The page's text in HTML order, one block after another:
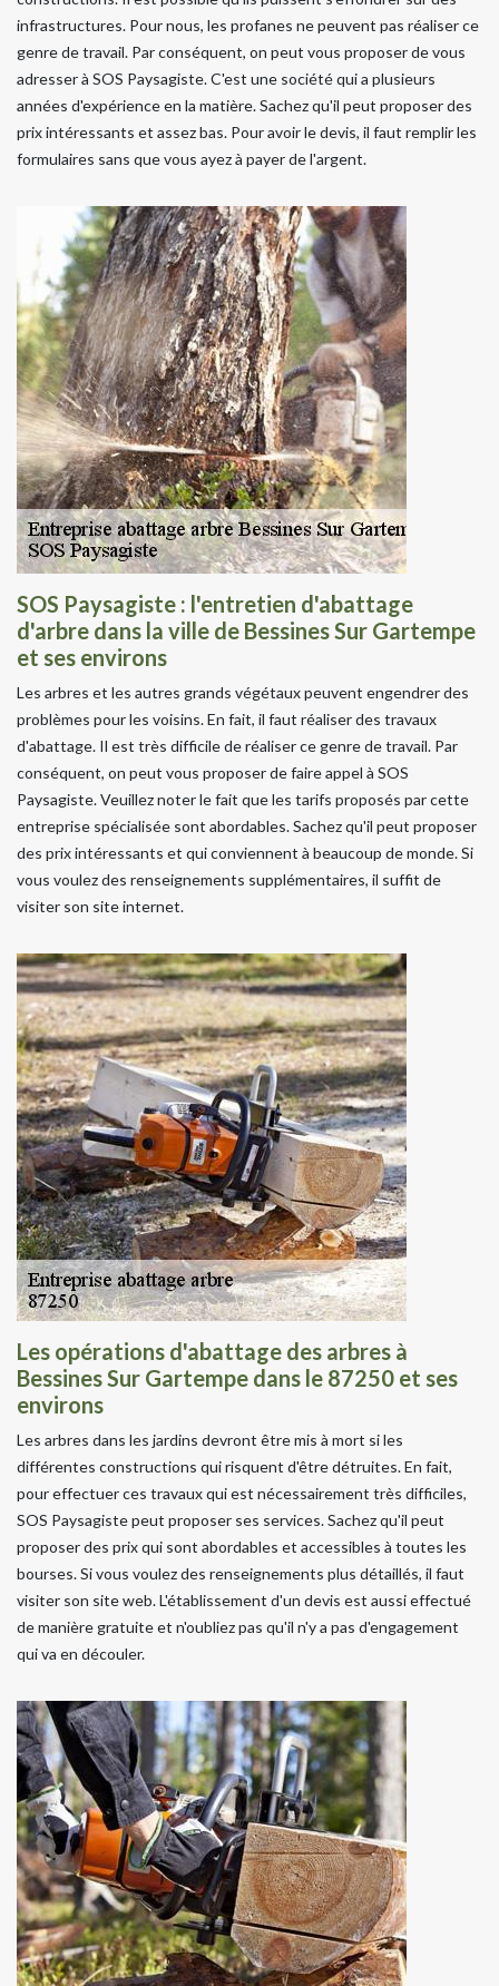
infrastructures. Pour nous, les profanes ne peuvent pas réaliser ce
genre de travail. Par conséquent, on peut vous proposer de vous
adresser à SOS Paysagiste. C'est une société qui a plusieurs
années d'expérience en la matière. Sachez qu'il peut proposer des
prix intéressants et assez bas. Pour avoir le devis, il faut remplir les
formulaires sans que vous ayez à payer de l'argent.
SOS Paysagiste : l'entretien d'abattage
d'arbre dans la ville de Bessines Sur Gartempe
et ses environs
Les arbres et les autres grands végétaux peuvent engendrer des
problèmes pour les voisins. En fait, il faut réaliser des travaux
d'abattage. Il est très difficile de réaliser ce genre de travail. Par
conséquent, on peut vous proposer de faire appel à SOS
Paysagiste. Veuillez noter le fait que les tarifs proposés par cette
entreprise spécialisée sont abordables. Sachez qu'il peut proposer
des prix intéressants et qui conviennent à beaucoup de monde. Si
vous voulez des renseignements supplémentaires, il suffit de
visiter son site internet.
Les opérations d'abattage des arbres à
Bessines Sur Gartempe dans le 87250 et ses
environs
Les arbres dans les jardins devront être mis à mort si les
différentes constructions qui risquent d'être détruites. En fait,
pour effectuer ces travaux qui est nécessairement très difficiles,
SOS Paysagiste peut proposer ses services. Sachez qu'il peut
proposer des prix qui sont abordables et accessibles à toutes les
bourses. Si vous voulez des renseignements plus détaillés, il faut
visiter son site web. L'établissement d'un devis est aussi effectué
de manière gratuite et n'oubliez pas qu'il n'y a pas d'engagement
qui va en découler.